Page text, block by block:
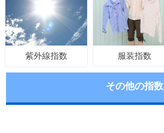
紫外線指数 服装指数
その他の指数